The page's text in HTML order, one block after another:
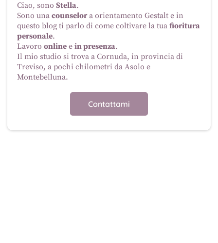
Ciao, sono Stella.
Sono una counselora orientamento Gestalt e in
questo blog ti parlo di come coltivare la tua fioritura
personale.
Lavoro online e in presenza.
Il mio studio si trova a Cornuda, in provincia di
Treviso, a pochi chilometri da Asolo e
Montebelluna.
Contattami